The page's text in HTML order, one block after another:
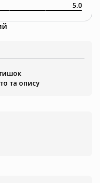
5.0
та опису